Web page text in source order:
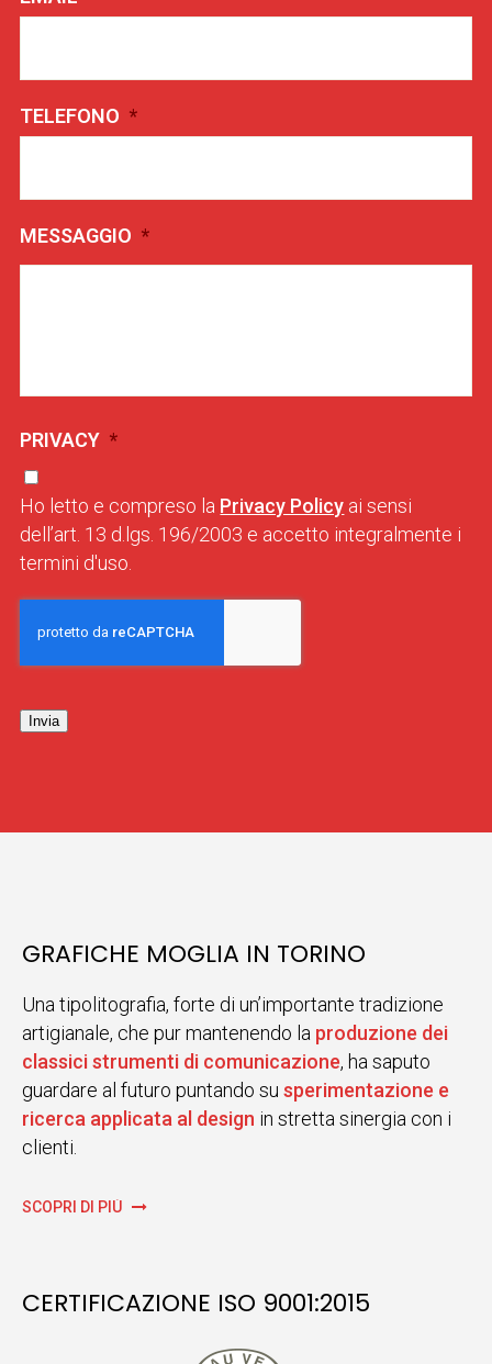
TELEFONO *
MESSAGGIO *
PRIVACY *
Ho letto e compreso la Privacy Policy ai sensi
dell’art. 13 d.lgs. 196/2003 e accetto integralmente i
termini d'uso.
Invia
GRAFICHE MOGLIA IN TORINO
Una tipolitografia, forte di un’importante tradizione
artigianale, che pur mantenendo la produzione dei
classici strumenti di comunicazione, ha saputo
guardare al futuro puntando su sperimentazione e
ricerca applicata al design in stretta sinergia con i
clienti.
SCOPRI DI PIÙ
CERTIFICAZIONE ISO 9001:2015